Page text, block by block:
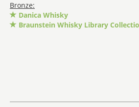
Bronze:
Danica Whisky
Braunstein Whisky Library